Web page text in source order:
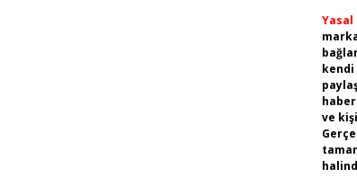
Yasal
kendi
ve